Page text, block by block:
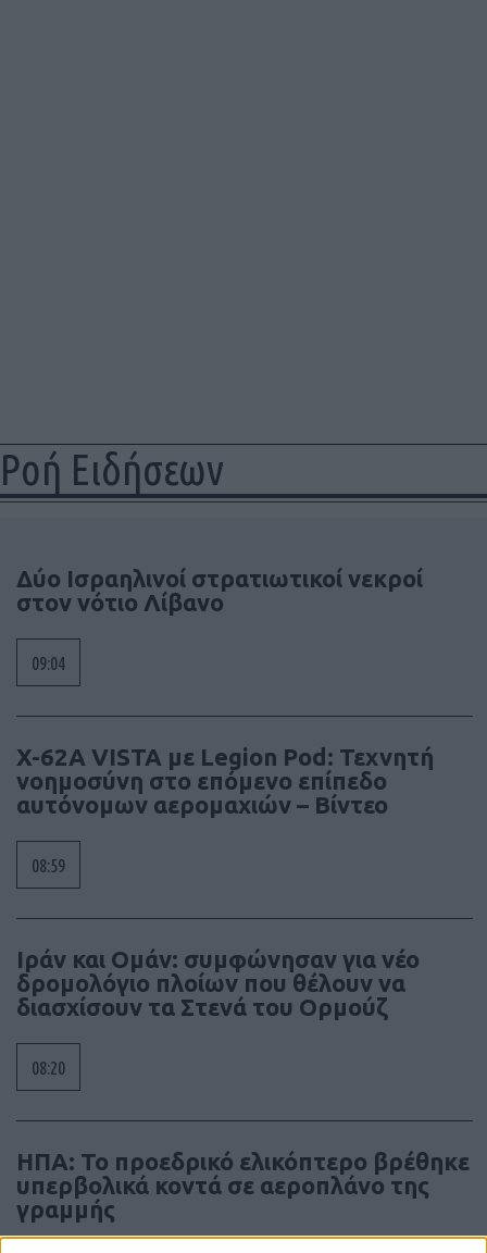
Ροή Ειδήσεων
Δύο Ισραηλινοί στρατιωτικοί νεκροί
στον νότιο Λίβανο
09:04
X-62A VISTA με Legion Pod: Τεχνητή
νοημοσύνη στο επόμενο επίπεδο
αυτόνομων αερομαχιών – Βίντεο
08:59
Ιράν και Ομάν: συμφώνησαν για νέο
δρομολόγιο πλοίων που θέλουν να
διασχίσουν τα Στενά του Ορμούζ
08:20
ΗΠΑ: Το προεδρικό ελικόπτερο βρέθηκε
υπερβολικά κοντά σε αεροπλάνο της
γραμμής